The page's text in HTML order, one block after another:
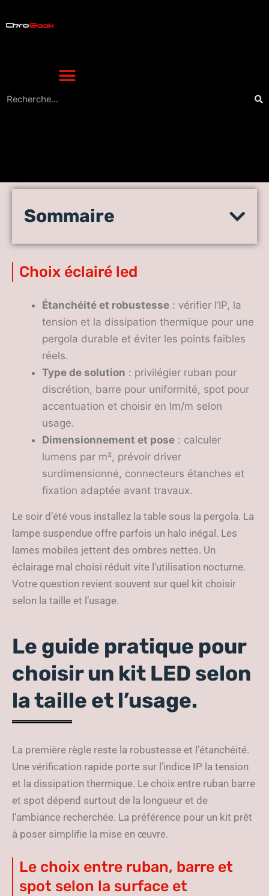
Éclairage LED pour pergola,
et l’usage ?
Sommaire
Choix éclairé led
Étanchéité et robustesse : vérifier l’IP, la
tension et la dissipation thermique pour une
pergola durable et éviter les points faibles
réels.
Type de solution : privilégier ruban pour
discrétion, barre pour uniformité, spot pour
accentuation et choisir en lm/m selon
usage.
Dimensionnement et pose : calculer
lumens par m², prévoir driver
surdimensionné, connecteurs étanches et
fixation adaptée avant travaux.
Le soir d’été vous installez la table sous la pergola. La
lampe suspendue offre parfois un halo inégal. Les
lames mobiles jettent des ombres nettes. Un
éclairage mal choisi réduit vite l’utilisation nocturne.
Votre question revient souvent sur quel kit choisir
selon la taille et l’usage.
Le guide pratique pour
choisir un kit LED selon
la taille et l’usage.
La première règle reste la robustesse et l’étanchéité.
Une vérification rapide porte sur l’indice IP la tension
et la dissipation thermique. Le choix entre ruban barre
et spot dépend surtout de la longueur et de
l’ambiance recherchée. La préférence pour un kit prêt
à poser simplifie la mise en œuvre.
Le choix entre ruban, barre et
spot selon la surface et